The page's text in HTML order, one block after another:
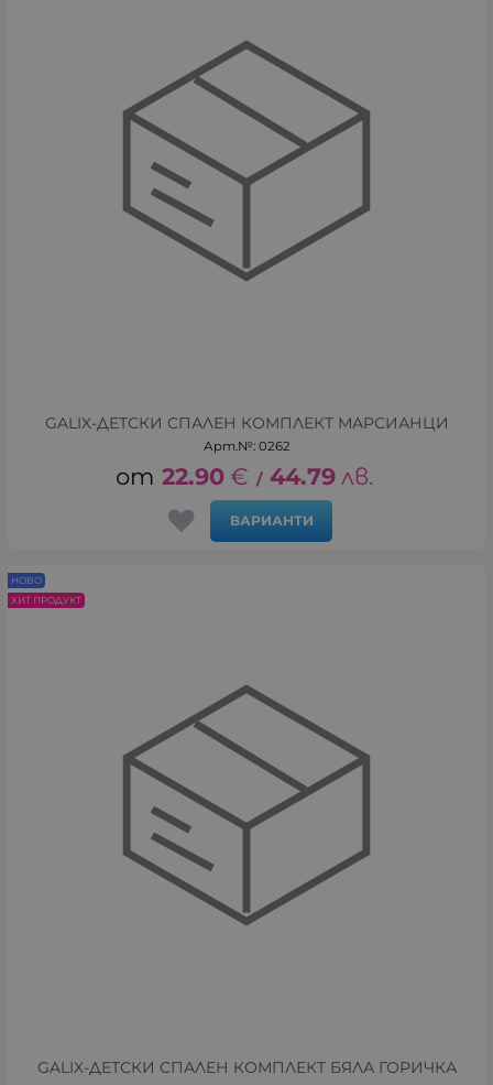
GALIX-ДЕТСКИ СПАЛЕН КОМПЛЕКТ МАРСИАНЦИ
Арт.№: 0262
22.90 € / 44.79 лв.
ВАРИАНТИ
GALIX-ДЕТСКИ СПАЛЕН КОМПЛЕКТ БЯЛА ГОРИЧКА
НОВО
ХИТ ПРОДУКТ